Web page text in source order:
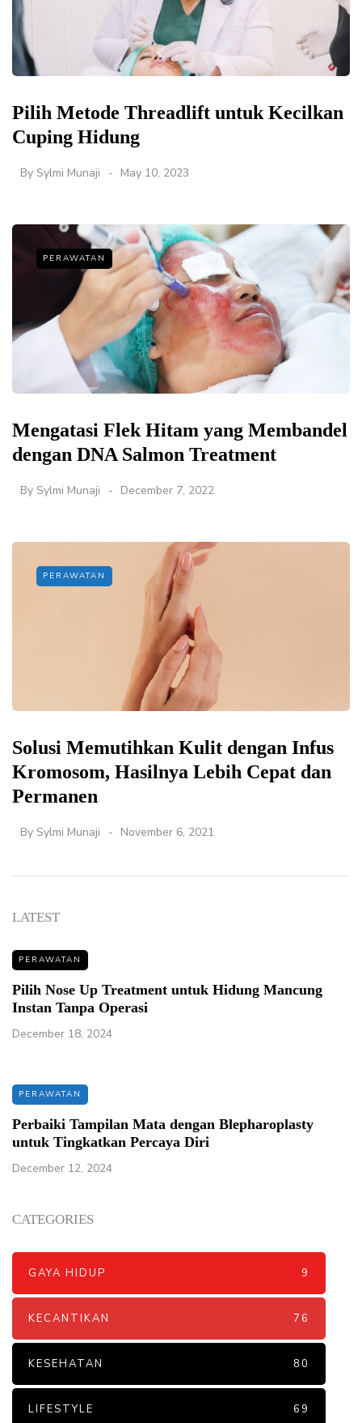
Pilih Metode Threadlift untuk Kecilkan
Cuping Hidung
By Sylmi Munaji May 10, 2023
PERAWATAN
Mengatasi Flek Hitam yang Membandel
dengan DNA Salmon Treatment
By Sylmi Munaji December 7, 2022
PERAWATAN
Solusi Memutihkan Kulit dengan Infus
Kromosom, Hasilnya Lebih Cepat dan
Permanen
By Sylmi Munaji November 6, 2021
LATEST
PERAWATAN
Pilih Nose Up Treatment untuk Hidung Mancung
Instan Tanpa Operasi
December 18, 2024
PERAWATAN
Perbaiki Tampilan Mata dengan Blepharoplasty
untuk Tingkatkan Percaya Diri
December 12, 2024
CATEGORIES
GAYA HIDUP 9
KECANTIKAN 76
KESEHATAN 80
LIFESTYLE 69